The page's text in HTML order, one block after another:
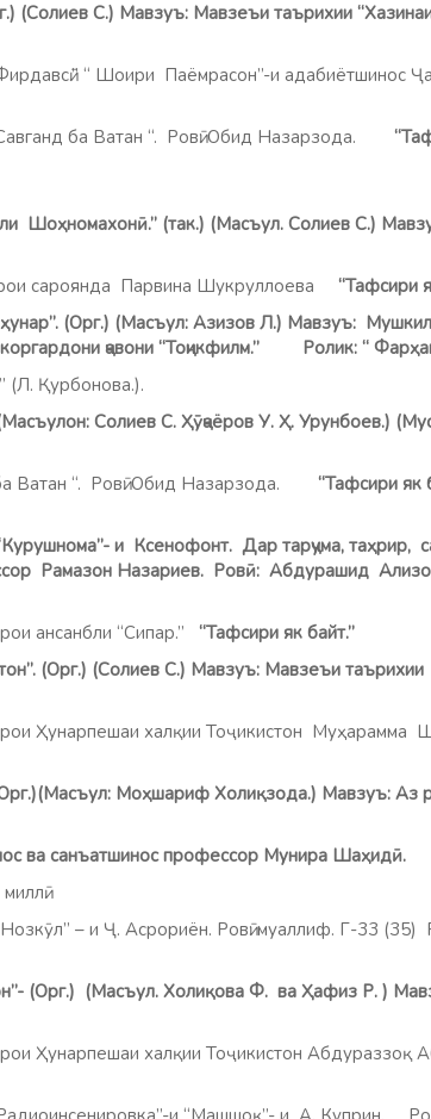
(Солиев С.) Мавзуъ: Мавзеъи таърихии
“ Шоири Паёмрасон”-и адабиётшинос
ба Ватан “. Ровӣ: Обид Назарзода.
(так.) (Масъул. Солиев С.)
сароянда Парвина Шукруллоева “Тафсири
(Орг.) (Масъул: Азизов Л.) Мавзуъ:
ҷавони “Тоҷикфилм.” Ролик: “
(Л. Қурбонова.).
Солиев С. Ҳӯҷаёров У. Ҳ. Урунбоев.)
“. Ровӣ: Обид Назарзода.
и Ксенофонт. Дар тарҷума, таҳрир,
Рамазон Назариев. Ровӣ: Абдурашид
ансанбли “Сипар.” “Тафсири як байт.”
(Орг.) (Солиев С.) Мавзуъ: Мавзеъи
халқии Тоҷикистон Муҳарамма
Моҳшариф Холиқзода.) Мавзуъ: Аз
санъатшинос профессор Мунира Шаҳидӣ.
миллӣ.
– и Ҷ. Асрориён. Ровӣ: муаллиф. Г-33 (35)
(Орг.) (Масъул. Холиқова Ф. ва Ҳафиз Р. )
халқии Тоҷикистон Абдураззоқ